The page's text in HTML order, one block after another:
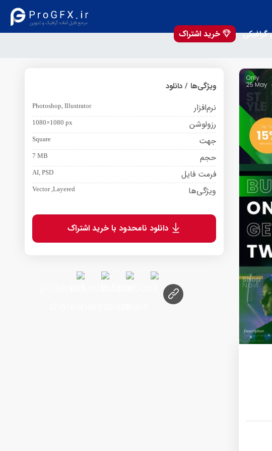
گرافیکی
خرید اشتراک
ویژگی‌ها / دانلود
نرم‌افزار Photoshop, Illustrator
رزولوشن 1080×1080 px
جهت Square
حجم 7 MB
فرمت فایل AI, PSD
ویژگی‌ها Vector ,Layered
دانلود نامحدود با خرید اشتراک